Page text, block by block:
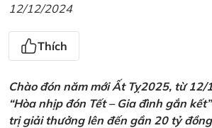
12/12/2024
Thích
Chào đón năm mới Ất Tỵ2025, từ
“Hòa nhịp đón Tết – Gia đình gắn
trị giải thưởng lên đến gần 20 tỷ